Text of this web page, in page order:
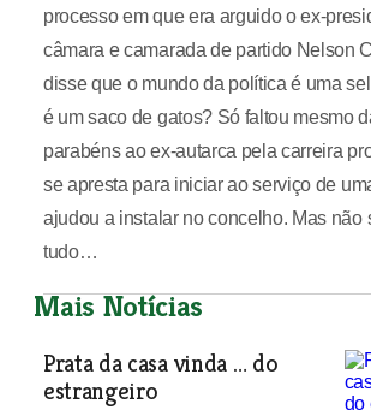
processo em que era arguido o ex-
câmara e camarada de partido Nelson
disse que o mundo da política é uma
é um saco de gatos? Só faltou mesmo
parabéns ao ex-autarca pela carreira
se apresta para iniciar ao serviço de
ajudou a instalar no concelho. Mas não
tudo…
Mais Notícias
Prata da casa vinda … do
estrangeiro